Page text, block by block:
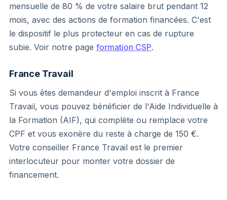
mensuelle de 80 % de votre salaire brut pendant 12
mois, avec des actions de formation financées. C'est
le dispositif le plus protecteur en cas de rupture
subie. Voir notre page formation CSP.
France Travail
Si vous êtes demandeur d'emploi inscrit à France
Travail, vous pouvez bénéficier de l'Aide Individuelle à
la Formation (AIF), qui complète ou remplace votre
CPF et vous exonère du reste à charge de 150 €.
Votre conseiller France Travail est le premier
interlocuteur pour monter votre dossier de
financement.